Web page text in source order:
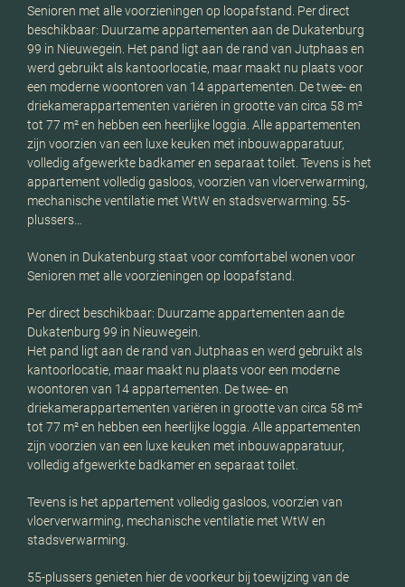
Senioren met alle voorzieningen op loopafstand. Per direct
beschikbaar: Duurzame appartementen aan de Dukatenburg
99 in Nieuwegein. Het pand ligt aan de rand van Jutphaas en
werd gebruikt als kantoorlocatie, maar maakt nu plaats voor
een moderne woontoren van 14 appartementen. De twee- en
driekamerappartementen variëren in grootte van circa 58 m²
tot 77 m² en hebben een heerlijke loggia. Alle appartementen
zijn voorzien van een luxe keuken met inbouwapparatuur,
volledig afgewerkte badkamer en separaat toilet. Tevens is het
appartement volledig gasloos, voorzien van vloerverwarming,
mechanische ventilatie met WtW en stadsverwarming. 55-
plussers…
Wonen in Dukatenburg staat voor comfortabel wonen voor
Senioren met alle voorzieningen op loopafstand.
Per direct beschikbaar: Duurzame appartementen aan de
Dukatenburg 99 in Nieuwegein.
Het pand ligt aan de rand van Jutphaas en werd gebruikt als
kantoorlocatie, maar maakt nu plaats voor een moderne
woontoren van 14 appartementen. De twee- en
driekamerappartementen variëren in grootte van circa 58 m²
tot 77 m² en hebben een heerlijke loggia. Alle appartementen
zijn voorzien van een luxe keuken met inbouwapparatuur,
volledig afgewerkte badkamer en separaat toilet.
Tevens is het appartement volledig gasloos, voorzien van
vloerverwarming, mechanische ventilatie met WtW en
stadsverwarming.
55-plussers genieten hier de voorkeur bij toewijzing van de